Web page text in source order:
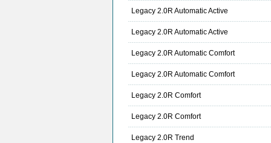
Legacy 2.0R Automatic Active
Legacy 2.0R Automatic Active
Legacy 2.0R Automatic Comfort
Legacy 2.0R Automatic Comfort
Legacy 2.0R Comfort
Legacy 2.0R Comfort
Legacy 2.0R Trend